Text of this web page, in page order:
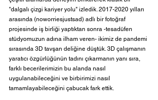
"dalgalı çizgi kariyer yolu" izledik. 2017-2020 yılları
arasında (noworriesjustsad) adlı bir fotoğraf
projesinde iş birliği yaptıktan sonra -tesadüfen
stüdyomuzun adına ilham veren- ikimiz de pandemi
sırasında 3D tavşan deliğine düştük. 3D çalışmanın
yaratıcı özgürlüğünün tadını çıkarmanın yanı sıra,
farklı becerilerimizin bu alanda nasıl
uygulanabileceğini ve birbirimizi nasıl
tamamlayabileceğini çabucak fark ettik.